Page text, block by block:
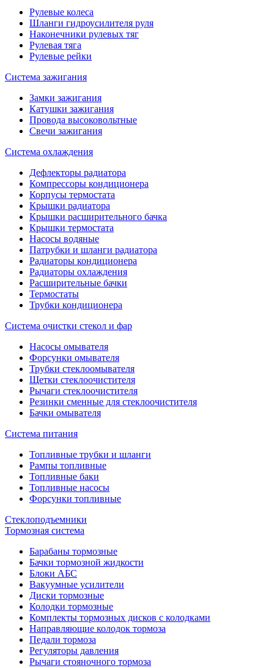
Рулевые колеса
Шланги гидроусилителя руля
Наконечники рулевых тяг
Рулевая тяга
Рулевые рейки
Система зажигания
Замки зажигания
Катушки зажигания
Провода высоковольтные
Свечи зажигания
Система охлаждения
Дефлекторы радиатора
Компрессоры кондиционера
Корпусы термостата
Крышки радиатора
Крышки расширительного бачка
Крышки термостата
Насосы водяные
Патрубки и шланги радиатора
Радиаторы кондиционера
Радиаторы охлаждения
Расширительные бачки
Термостаты
Трубки кондиционера
Система очистки стекол и фар
Насосы омывателя
Форсунки омывателя
Трубки стеклоомывателя
Щетки стеклоочистителя
Рычаги стеклоочистителя
Резинки сменные для стеклоочистителя
Бачки омывателя
Система питания
Топливные трубки и шланги
Рампы топливные
Топливные баки
Топливные насосы
Форсунки топливные
Стеклоподъемники
Тормозная система
Барабаны тормозные
Бачки тормозной жидкости
Блоки АБС
Вакуумные усилители
Диски тормозные
Колодки тормозные
Комплекты тормозных дисков с колодками
Направляющие колодок тормоза
Педали тормоза
Регуляторы давления
Рычаги стояночного тормоза